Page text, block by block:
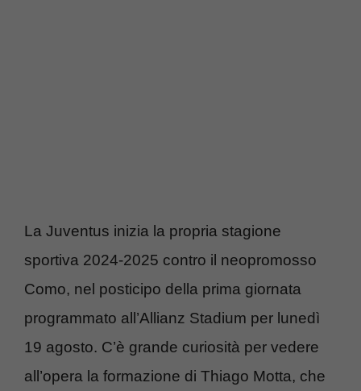
La Juventus inizia la propria stagione
sportiva 2024-2025 contro il neopromosso
Como, nel posticipo della prima giornata
programmato all’Allianz Stadium per lunedì
19 agosto. C’è grande curiosità per vedere
all’opera la formazione di Thiago Motta, che